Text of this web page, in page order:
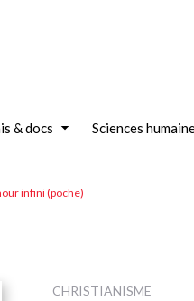
& docs Sciences
infini (poche)
CHRISTIANISME